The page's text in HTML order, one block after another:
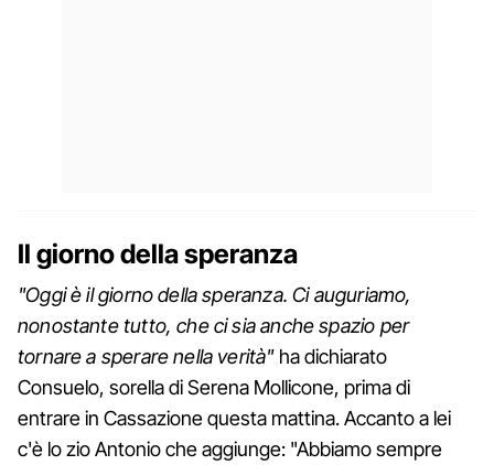
Il giorno della speranza
"Oggi è il giorno della speranza. Ci auguriamo,
nonostante tutto, che ci sia anche spazio per
tornare a sperare nella verità"ha dichiarato
Consuelo, sorella di Serena Mollicone, prima di
entrare in Cassazione questa mattina. Accanto a lei
c'è lo zio Antonio che aggiunge: "Abbiamo sempre